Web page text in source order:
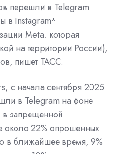
перешли в Telegram
в Instagram*
Meta, которая
на территории России),
пишет ТАСС.
с начала сентября 2025
в Telegram на фоне
в запрещенной
около 22% опрошенных
в ближайшее время, 9%